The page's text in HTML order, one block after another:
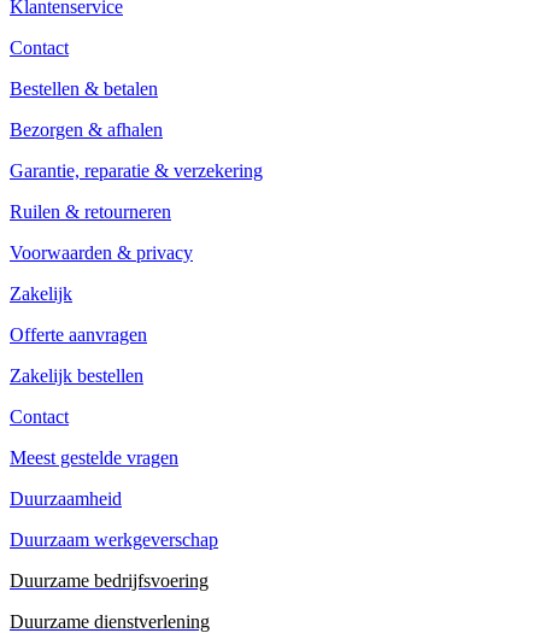
Klantenservice
Contact
Bestellen & betalen
Bezorgen & afhalen
Garantie, reparatie & verzekering
Ruilen & retourneren
Voorwaarden & privacy
Zakelijk
Offerte aanvragen
Zakelijk bestellen
Contact
Meest gestelde vragen
Duurzaamheid
Duurzaam werkgeverschap
Duurzame bedrijfsvoering
Duurzame dienstverlening